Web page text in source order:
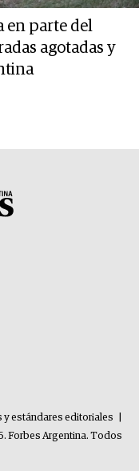
en parte del
agotadas y
y estándares editoriales
Forbes Argentina. Todos